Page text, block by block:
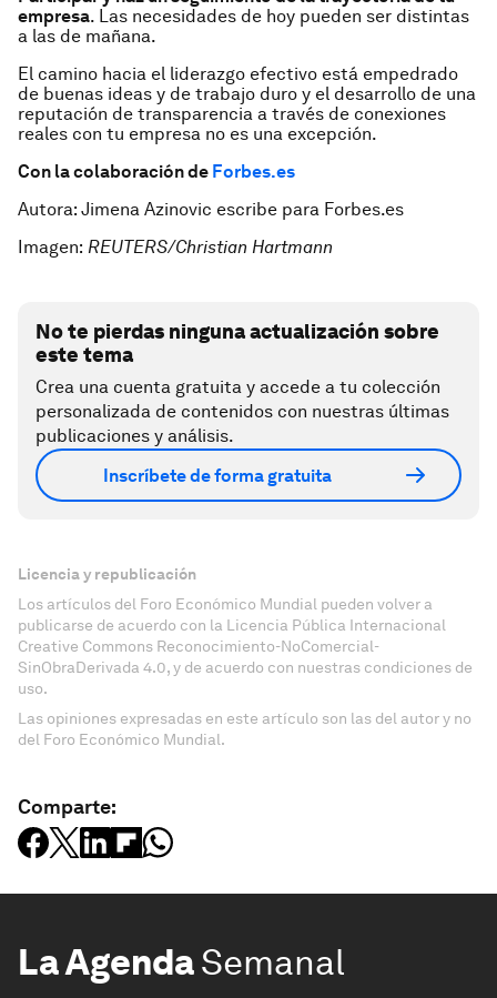
empresa. Las necesidades de hoy pueden ser distintas
a las de mañana.
El camino hacia el liderazgo efectivo está empedrado
de buenas ideas y de trabajo duro y el desarrollo de una
reputación de transparencia a través de conexiones
reales con tu empresa no es una excepción.
Con la colaboración de Forbes.es
Autora: Jimena Azinovic escribe para Forbes.es
Imagen: REUTERS/Christian Hartmann
No te pierdas ninguna actualización sobre
este tema
Crea una cuenta gratuita y accede a tu colección
personalizada de contenidos con nuestras últimas
publicaciones y análisis.
Inscríbete de forma gratuita
Licencia y republicación
Los artículos del Foro Económico Mundial pueden volver a
publicarse de acuerdo con la Licencia Pública Internacional
Creative Commons Reconocimiento-NoComercial-
SinObraDerivada 4.0, y de acuerdo con nuestras condiciones de
uso.
Las opiniones expresadas en este artículo son las del autor y no
del Foro Económico Mundial.
Comparte:
La AgendaSemanal